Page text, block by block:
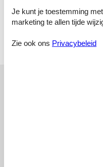
Toilet met warm en
Open en overdekt
Je kunt je toestemming
marketing te allen tijde
Zie ook ons Privacybeleid